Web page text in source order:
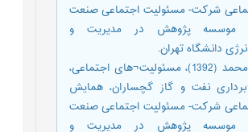
شرکت- مسئولیت اجتماعی صنعت
موسسه پژوهش در مدیریت و
دانشگاه تهران.
4. زنجیرچی، محمد (1392)، مسئولیت¬های اجتماعی،
نفت و گاز گچساران، همایش
شرکت- مسئولیت اجتماعی صنعت
موسسه پژوهش در مدیریت و